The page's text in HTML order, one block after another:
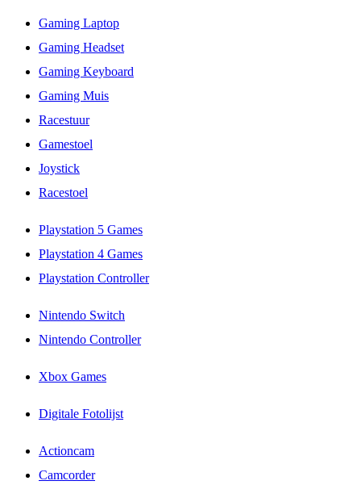
Gaming Laptop
Gaming Headset
Gaming Keyboard
Gaming Muis
Racestuur
Gamestoel
Joystick
Racestoel
Playstation 5 Games
Playstation 4 Games
Playstation Controller
Nintendo Switch
Nintendo Controller
Xbox Games
Digitale Fotolijst
Actioncam
Camcorder